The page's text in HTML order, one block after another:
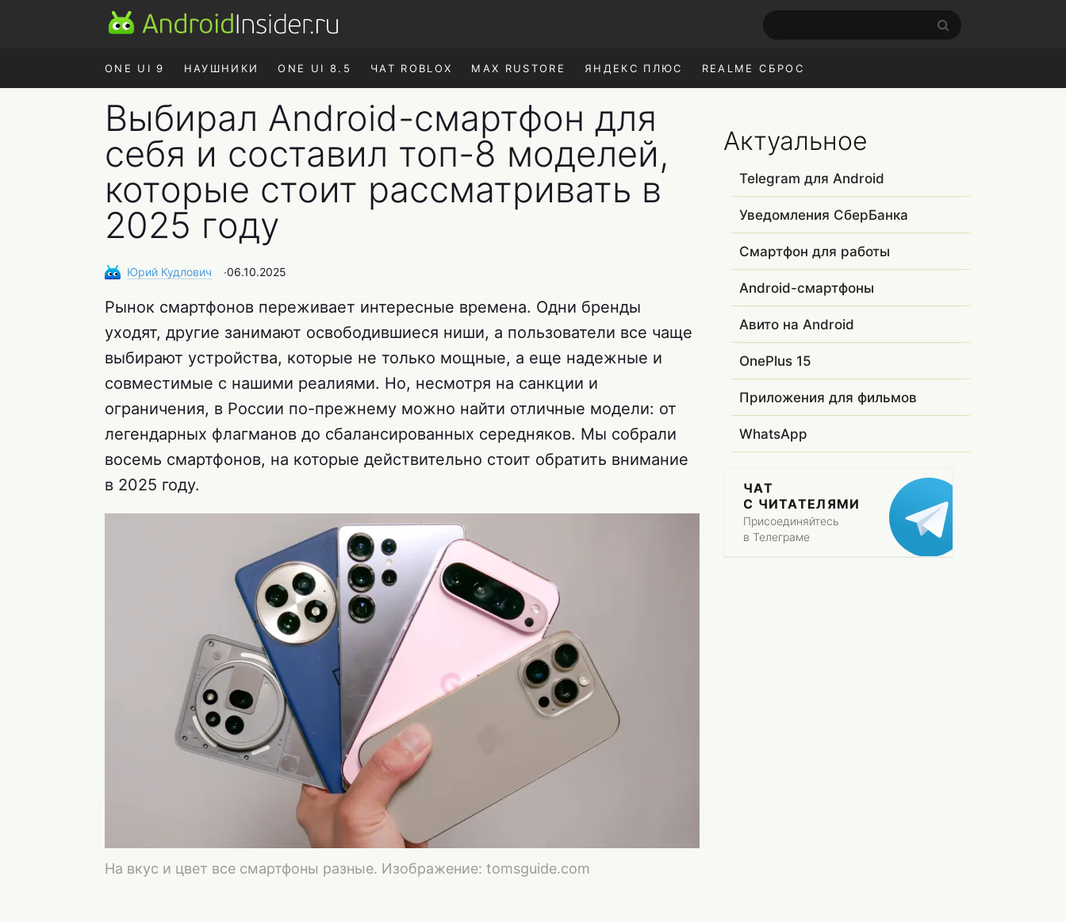
ONE UI 9 НАУШНИКИ ONE UI 8.5 ЧАТ ROBLOX MAX RUSTORE ЯНДЕКС ПЛЮС REALME СБРОС
Выбирал Android-смартфон для
себя и составил топ-8 моделей,
которые стоит рассматривать в
2025 году
Юрий Кудлович ∙06.10.2025
Рынок смартфонов переживает интересные времена. Одни бренды
уходят, другие занимают освободившиеся ниши, а пользователи все чаще
выбирают устройства, которые не только мощные, а еще надежные и
совместимые с нашими реалиями. Но, несмотря на санкции и
ограничения, в России по-прежнему можно найти отличные модели: от
легендарных флагманов до сбалансированных середняков. Мы собрали
восемь смартфонов, на которые действительно стоит обратить внимание
в 2025 году.
На вкус и цвет все смартфоны разные. Изображение: tomsguide.com
Актуальное
Telegram для Android
Уведомления СберБанка
Смартфон для работы
Android-смартфоны
Авито на Android
OnePlus 15
Приложения для фильмов
WhatsApp
ЧАТ
С ЧИТАТЕЛЯМИ
Присоединяйтесь
в Телеграме